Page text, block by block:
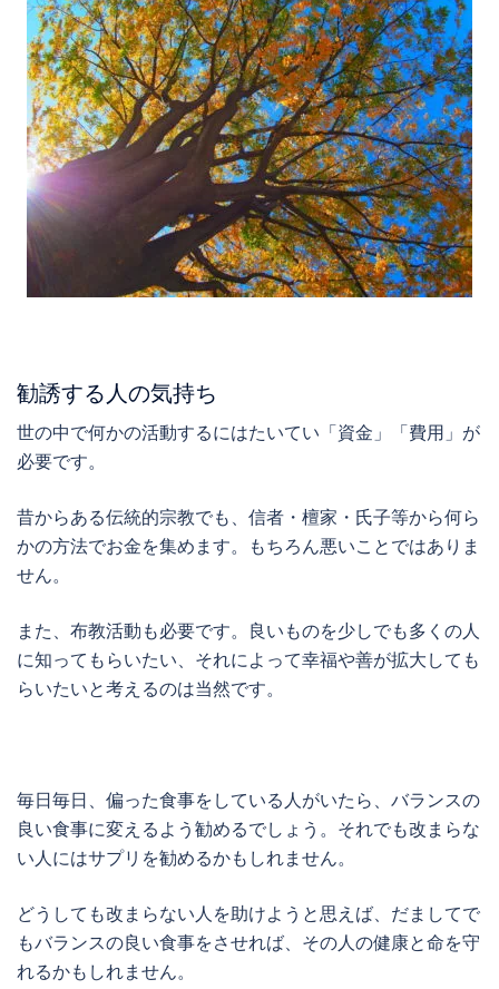
勧誘する人の気持ち
世の中で何かの活動するにはたいてい「資金」「費用」が
必要です。
昔からある伝統的宗教でも、信者・檀家・氏子等から何ら
かの方法でお金を集めます。もちろん悪いことではありま
せん。
また、布教活動も必要です。良いものを少しでも多くの人
に知ってもらいたい、それによって幸福や善が拡大しても
らいたいと考えるのは当然です。
毎日毎日、偏った食事をしている人がいたら、バランスの
良い食事に変えるよう勧めるでしょう。 それでも改まらな
い人にはサプリを勧めるかもしれません。
どうしても改まらない人を助けようと思えば、だましてで
もバランスの良い食事をさせれば、その人の健康と命を守
れるかもしれません。